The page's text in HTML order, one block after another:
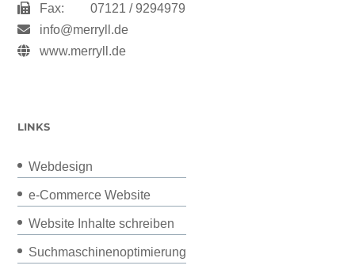
Fax:
07121 / 9294979
info@merryll.de
www.merryll.de
LINKS
Webdesign
e-Commerce Website
Website Inhalte schreiben
Suchmaschinenoptimierung